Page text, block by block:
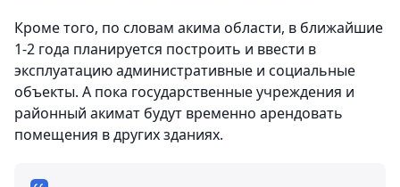
Кроме того, по словам акима области, в ближайшие
1-2 года планируется построить и ввести в
эксплуатацию административные и социальные
объекты. А пока государственные учреждения и
районный акимат будут временно арендовать
помещения в других зданиях.